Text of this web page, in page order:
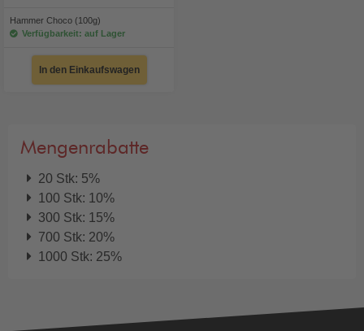
Hammer Choco (100g)
Verfügbarkeit: auf Lager
In den Einkaufswagen
Mengenrabatte
20 Stk: 5%
100 Stk: 10%
300 Stk: 15%
700 Stk: 20%
1000 Stk: 25%